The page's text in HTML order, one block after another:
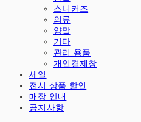
스니커즈
의류
양말
기타
관리 용품
개인결제창
세일
전시 상품 할인
매장 안내
공지사항